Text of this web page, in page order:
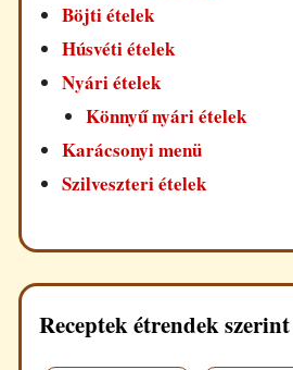
Böjti ételek
Húsvéti ételek
Nyári ételek
Könnyű nyári ételek
Karácsonyi menü
Szilveszteri ételek
Receptek étrendek szerint